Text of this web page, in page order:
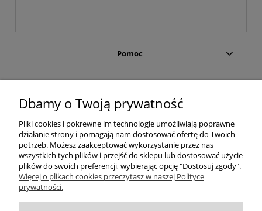
Pomoc
Moje konto
Płatności i dostawa
Informacje
O nas
Popularne
Dbamy o Twoją prywatność
Pliki cookies i pokrewne im technologie umożliwiają poprawne
działanie strony i pomagają nam dostosować ofertę do Twoich
potrzeb. Możesz zaakceptować wykorzystanie przez nas
wszystkich tych plików i przejść do sklepu lub dostosować użycie
plików do swoich preferencji, wybierając opcję "Dostosuj zgody".
Więcej o plikach cookies przeczytasz w naszej Polityce
prywatności.